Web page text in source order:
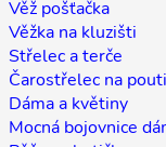
Věž pošťačka
Věžka na kluzišti
Střelec a terče
Čarostřelec na pouti
Dáma a květiny
Mocná bojovnice